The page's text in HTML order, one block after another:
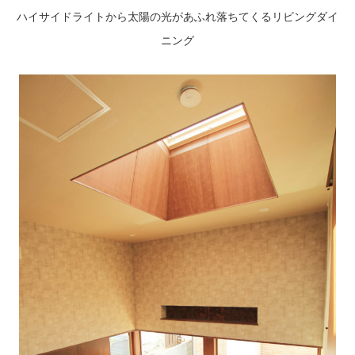
ハイサイドライトから太陽の光があふれ落ちてくるリビングダイ
ニング